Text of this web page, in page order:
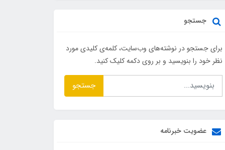
جستجو
برای جستجو در نوشته‌های وب‌سایت، کلمه‌ی کلیدی مورد
نظر خود را بنویسید و بر روی دکمه کلیک کنید.
جستجو
عضویت خبرنامه